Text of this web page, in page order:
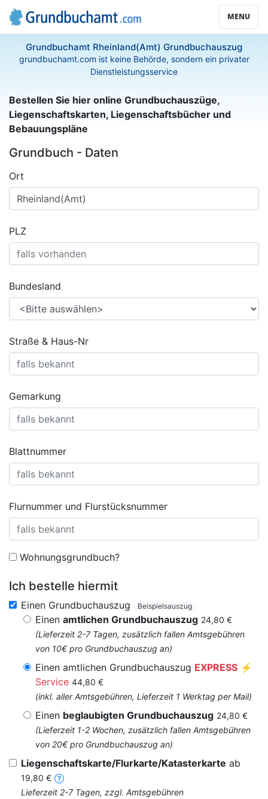
MENU
Grundbuchamt Rheinland(Amt) Grundbuchauszug
grundbuchamt.com ist keine Behörde, sondern ein privater
Dienstleistungsservice
Bestellen Sie hier online Grundbuchauszüge,
Liegenschaftskarten, Liegenschaftsbücher und
Bebauungspläne
Grundbuch - Daten
Ort
PLZ
Bundesland
Straße & Haus-Nr
Gemarkung
Blattnummer
Flurnummer und Flurstücksnummer
Wohnungsgrundbuch?
Ich bestelle hiermit
Einen Grundbuchauszug Beispielsauszug
Einen amtlichen Grundbuchauszug 24,80 €
(Lieferzeit 2-7 Tagen, zusätzlich fallen Amtsgebühren
von 10€ pro Grundbuchauszug an)
Einen amtlichen Grundbuchauszug EXPRESS ⚡
Service 44,80 €
(inkl. aller Amtsgebühren, Lieferzeit 1 Werktag per Mail)
Einen beglaubigten Grundbuchauszug 24,80 €
(Lieferzeit 1-2 Wochen, zusätzlich fallen Amtsgebühren
von 20€ pro Grundbuchauszug an)
Liegenschaftskarte/Flurkarte/Katasterkarte ab
19,80 €
Lieferzeit 2-7 Tagen, zzgl. Amtsgebühren